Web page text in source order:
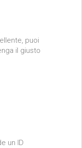
puoi
il giusto
un ID